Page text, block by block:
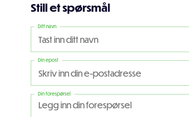
Still et spørsmål
Ditt navn
Din epost
Din forespørsel